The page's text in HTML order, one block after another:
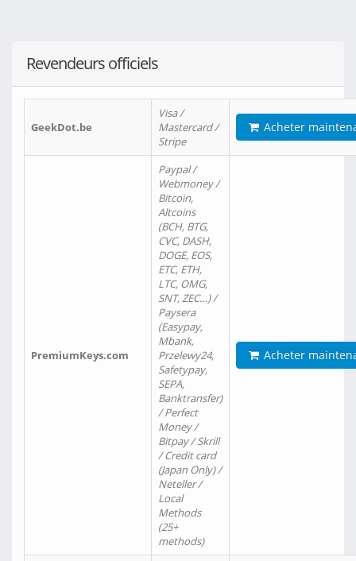
Revendeurs officiels
GeekDot.be
Visa /
Mastercard /
Stripe
Acheter
PremiumKeys.com
Paypal /
Webmoney /
Bitcoin,
Altcoins
(BCH, BTG,
CVC, DASH,
DOGE, EOS,
ETC, ETH,
LTC, OMG,
SNT, ZEC…) /
Paysera
(Easypay,
Mbank,
Przelewy24,
Safetypay,
SEPA,
Banktransfer)
/ Perfect
Money /
Bitpay / Skrill
/ Credit card
(Japan Only) /
Neteller /
Local
Methods
(25+
methods)
Acheter